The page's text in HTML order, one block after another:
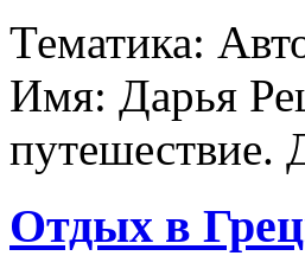
Тематика:
Имя: Дарья
путешествие.
Отдых в